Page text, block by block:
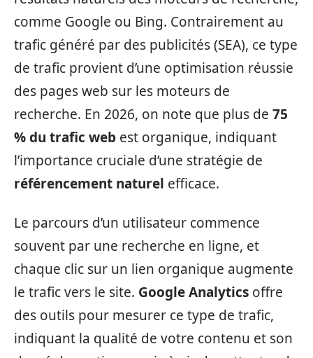
comme Google ou Bing. Contrairement au
trafic généré par des publicités (SEA), ce type
de trafic provient d’une optimisation réussie
des pages web sur les moteurs de
recherche. En 2026, on note que plus de 75
% du trafic web est organique, indiquant
l’importance cruciale d’une stratégie de
référencement naturel efficace.
Le parcours d’un utilisateur commence
souvent par une recherche en ligne, et
chaque clic sur un lien organique augmente
le trafic vers le site. Google Analytics offre
des outils pour mesurer ce type de trafic,
indiquant la qualité de votre contenu et son